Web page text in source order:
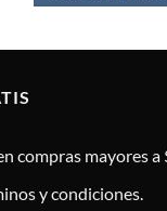
compras mayores a
y condiciones.